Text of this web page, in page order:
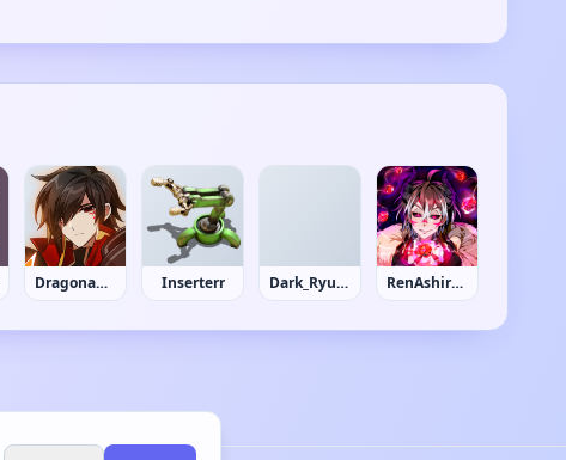
DragonaLuz Inserterr Dark_RyuuVT RenAshirogi